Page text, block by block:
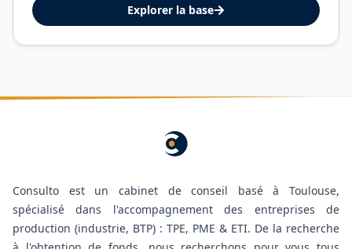
Explorer la base
Consulto est un cabinet de conseil basé à Toulouse,
spécialisé dans l'accompagnement des entreprises de
production (industrie, BTP) : TPE, PME & ETI. De la recherche